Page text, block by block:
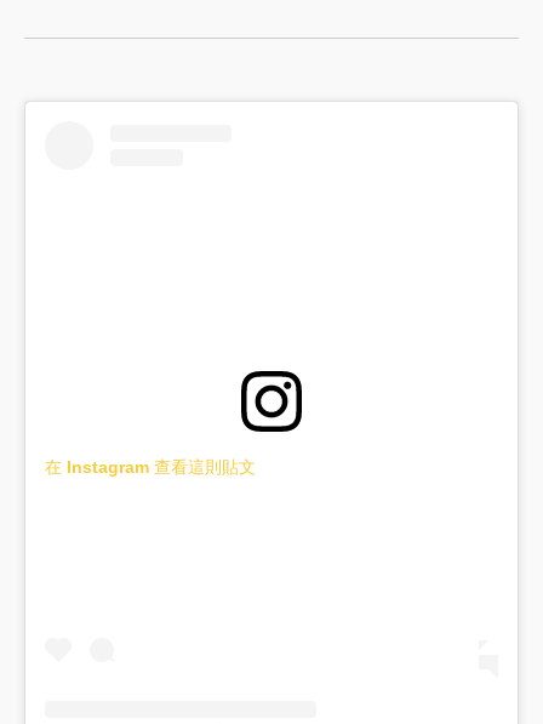
在 Instagram 查看這則貼文